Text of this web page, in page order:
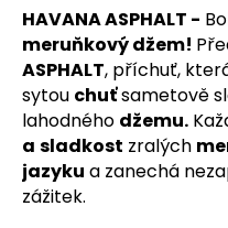
HAVANA ASPHALT -
meruňkový džem!
ASPHALT, příchuť,
sytou chuťsametově
lahodného džemu.
a sladkost zralých
jazyku a zanechá
zážitek.
D
o
p
o
r
u
č
u
j